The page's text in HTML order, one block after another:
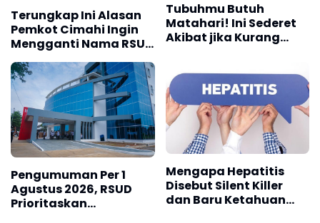
Terungkap Ini Alasan
Pemkot Cimahi Ingin
Mengganti Nama RSUD
Cibabat Menjadi RS
Wijaya Mulya
Tubuhmu Butuh
Matahari! Ini Sederet
Akibat jika Kurang
Pengumuman Per 1
Agustus 2026, RSUD
Prioritaskan
Mengapa Hepatitis
Disebut Silent Killer
dan Baru Ketahuan